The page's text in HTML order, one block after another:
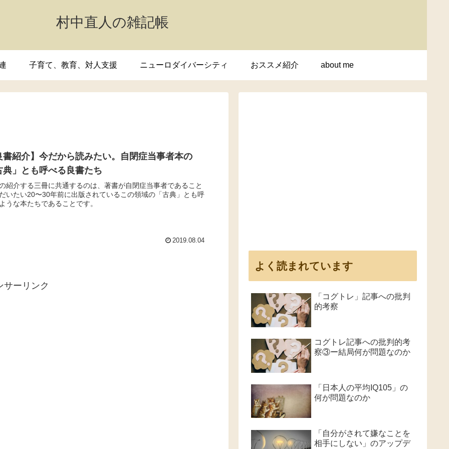
村中直人の雑記帳
子育て、教育、対人支援 ニューロダイバーシティ おススメ紹介 about me
書紹介】今だから読みたい。自閉症当事者本の
典」とも呼べる良書たち
紹介する三冊に共通するのは、著書が自閉症当事者であること
いたい20〜30年前に出版されているこの領域の「古典」とも呼
うな本たちであることです。
2019.08.04
サーリンク
よく読まれています
「コグトレ」記事への批判
的考察
コグトレ記事への批判的考
察③ー結局何が問題なのか
「日本人の平均IQ105」の
何が問題なのか
「自分がされて嫌なことを
相手にしない」のアップデ